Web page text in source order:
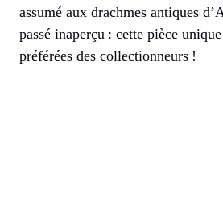
assumé aux drachmes antiques
passé inaperçu : cette pièce
préférées des collectionneurs !